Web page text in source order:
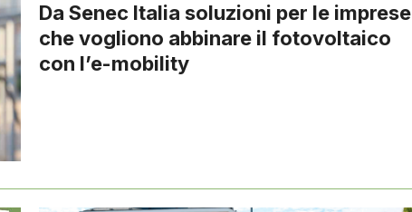
Da Senec Italia soluzioni per le imprese
che vogliono abbinare il fotovoltaico
con l’e-mobility